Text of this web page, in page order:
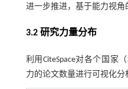
进一步推进，基于能力视角
3.2 研究力量分布
利用CiteSpace对各个国家
力的论文数量进行可视化分